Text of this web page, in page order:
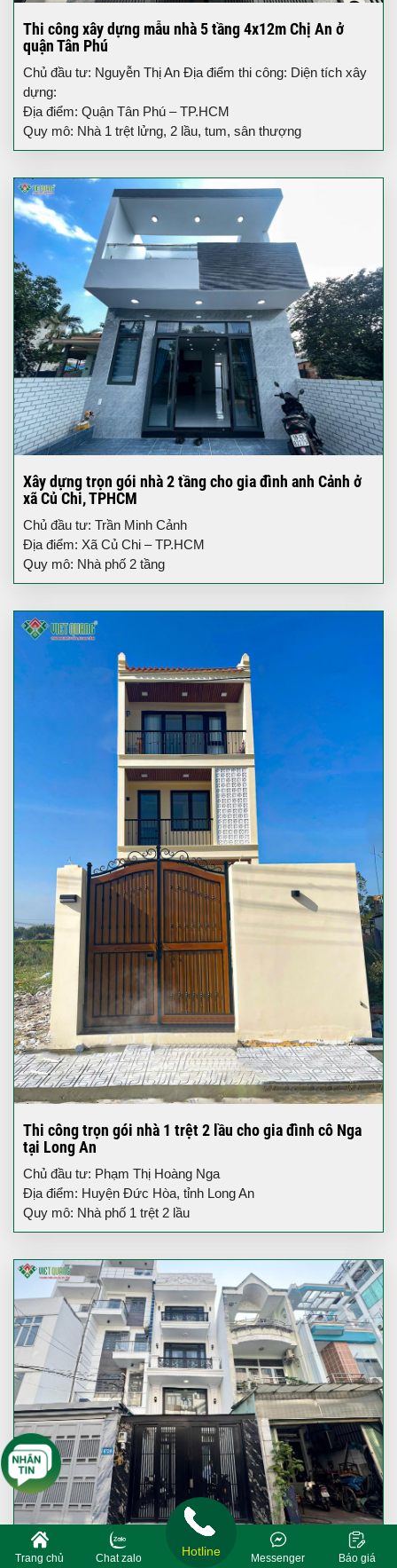
Thi công xây dựng mẫu nhà 5 tầng 4x12m Chị An ở
quận Tân Phú
Chủ đầu tư: Nguyễn Thị An Địa điểm thi công: Diện tích xây
dựng:
Địa điểm: Quận Tân Phú – TP.HCM
Quy mô: Nhà 1 trệt lửng, 2 lầu, tum, sân thượng
Xây dựng trọn gói nhà 2 tầng cho gia đình anh Cảnh ở
xã Củ Chi, TPHCM
Chủ đầu tư: Trần Minh Cảnh
Địa điểm: Xã Củ Chi – TP.HCM
Quy mô: Nhà phố 2 tầng
Thi công trọn gói nhà 1 trệt 2 lầu cho gia đình cô Nga
tại Long An
Chủ đầu tư: Phạm Thị Hoàng Nga
Địa điểm: Huyện Đức Hòa, tỉnh Long An
Quy mô: Nhà phố 1 trệt 2 lầu
Thi công xây dựng nhà phố 4 tầng tân cổ điển nhà Chị
Trang chủ Chat zalo Báo giá
Messenger
Hotline